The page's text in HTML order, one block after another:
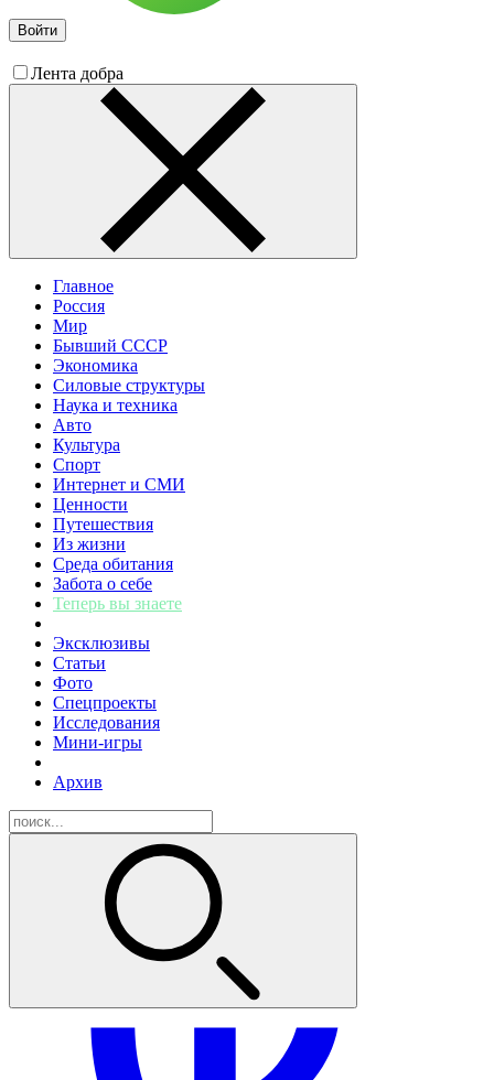
Войти
Лента добра
Главное
Россия
Мир
Бывший СССР
Экономика
Силовые структуры
Наука и техника
Авто
Культура
Спорт
Интернет и СМИ
Ценности
Путешествия
Из жизни
Среда обитания
Забота о себе
Теперь вы знаете
Эксклюзивы
Статьи
Фото
Спецпроекты
Исследования
Мини-игры
Архив